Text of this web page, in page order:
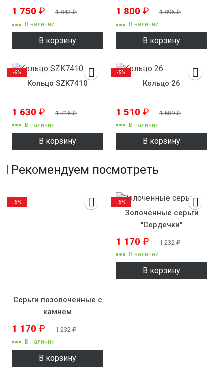
1 750 ₽ 1 842₽
В наличии
В корзину
1 800 ₽ 1 895₽
В наличии
В корзину
Кольцо SZK7410
1 630 ₽ 1 716₽
В наличии
В корзину
-6%
Кольцо 26
1 510 ₽ 1 589₽
В наличии
В корзину
-5%
Рекомендуем посмотреть
Серьги позолоченные с
камнем
1 170 ₽ 1 232₽
В наличии
В корзину
-6%
Золоченные серьги
"Сердечки"
1 170 ₽ 1 232₽
В наличии
В корзину
-6%